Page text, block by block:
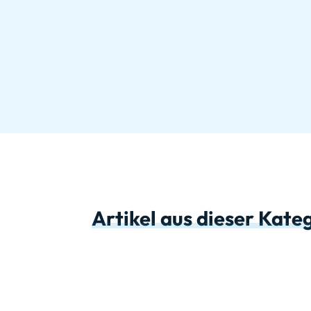
Artikel aus dieser